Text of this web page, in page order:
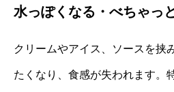
水っぽくなる・べちゃっ
クリームやアイス、ソースを挟
たくなり、食感が失われます。